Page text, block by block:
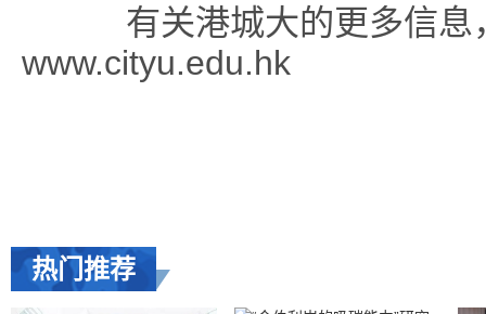
有关港城大的更多信息
www.cityu.edu.hk
热门推荐